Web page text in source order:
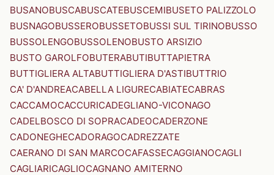
BUSANOBUSCABUSCATEBUSCEMIBUSETO PALIZZOLO
BUSNAGOBUSSEROBUSSETOBUSSI SUL TIRINOBUSSO
BUSSOLENGOBUSSOLENOBUSTO ARSIZIO
BUSTO GAROLFOBUTERABUTIBUTTAPIETRA
BUTTIGLIERA ALTABUTTIGLIERA D'ASTIBUTTRIO
CA' D'ANDREACABELLA LIGURECABIATECABRAS
CACCAMOCACCURICADEGLIANO-VICONAGO
CADELBOSCO DI SOPRACADEOCADERZONE
CADONEGHECADORAGOCADREZZATE
CAERANO DI SAN MARCOCAFASSECAGGIANOCAGLI
CAGLIARICAGLIOCAGNANO AMITERNO